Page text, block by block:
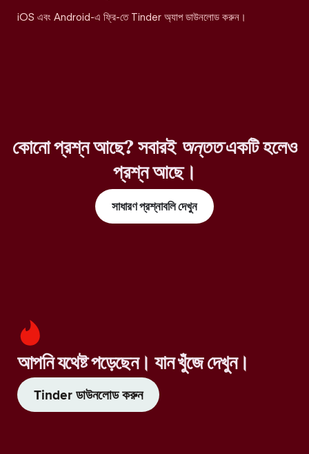
iOS এবং Android-এ ফ্রি-তে Tinder অ্যাপ ডাউনলোড করুন।
কোনো প্রশ্ন আছে? সবারইঅন্ততএকটি হলেও
প্রশ্ন আছে।
সাধারণ প্রশ্নাবলি দেখুন
আপনি যথেষ্ট পড়েছেন। যান খুঁজে দেখুন।
Tinder ডাউনলোড করুন